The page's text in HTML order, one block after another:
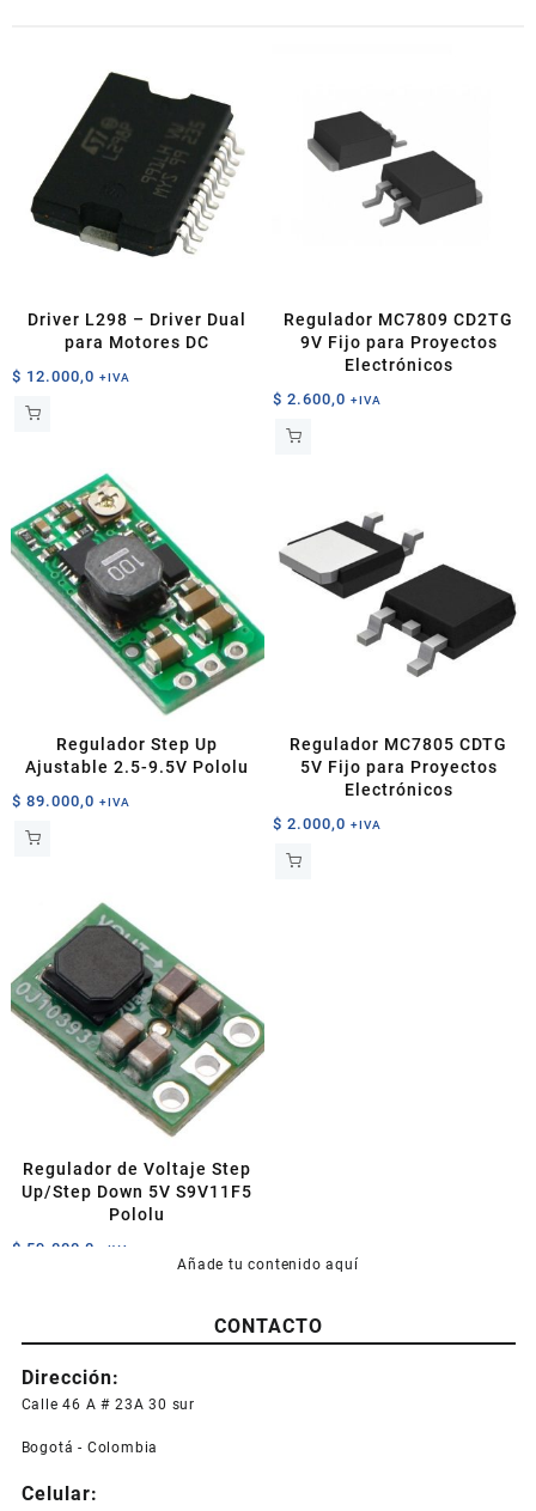
Driver L298 – Driver Dual
para Motores DC
$ 12.000,0 +IVA
Regulador MC7809 CD2TG
9V Fijo para Proyectos
Electrónicos
$ 2.600,0 +IVA
Regulador Step Up
Ajustable 2.5-9.5V Pololu
$ 89.000,0 +IVA
Regulador MC7805 CDTG
5V Fijo para Proyectos
Electrónicos
$ 2.000,0 +IVA
Regulador de Voltaje Step
Up/Step Down 5V S9V11F5
Pololu
$ 59.000,0 +IVA
Añade tu contenido aquí
CONTACTO
Dirección:
Calle 46 A # 23A 30 sur
Bogotá - Colombia
Celular: